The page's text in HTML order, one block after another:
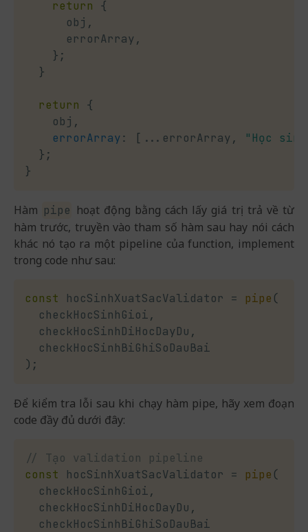
return
{
      obj
,
      errorArray
,
} ;
}
return
{
    obj
,
errorArray: [ ... errorArray,
"Học
} ;
}
Hàm pipe hoạt động bằng cách lấy giá trị trả về từ
hàm trước, truyền vào tham số hàm sau hay nói cách
khác nó tạo ra một pipeline của function, implement
trong code như sau:
const hocSinhXuatSacValidator = pipe (
  checkHocSinhGioi
,
  checkHocSinhDiHocDayDu
,
) ;
Để kiểm tra lỗi sau khi chạy hàm pipe, hãy xem đoạn
code đầy đủ dưới đây:
// Tạo validation pipeline
const hocSinhXuatSacValidator = pipe (
  checkHocSinhGioi
,
  checkHocSinhDiHocDayDu
,